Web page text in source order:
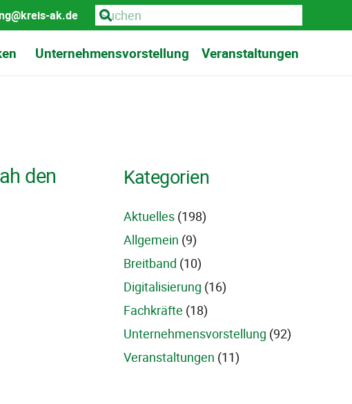
ak.de
Unternehmensvorstellung Veranstaltungen
den
Kategorien
Aktuelles(198)
Allgemein (9)
Breitband (10)
Digitalisierung (16)
Fachkräfte (18)
Unternehmensvorstellung (92)
Veranstaltungen (11)